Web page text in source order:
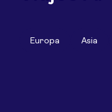
Europa Asia